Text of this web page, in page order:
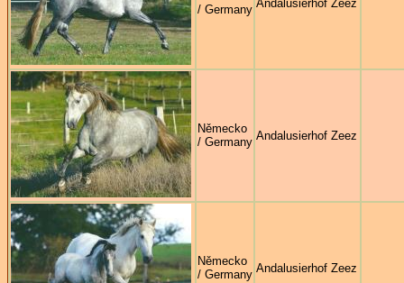
/ Germany Andalusierhof Zeez
Německo
/ Germany Andalusierhof Zeez
Německo
/ Germany Andalusierhof Zeez